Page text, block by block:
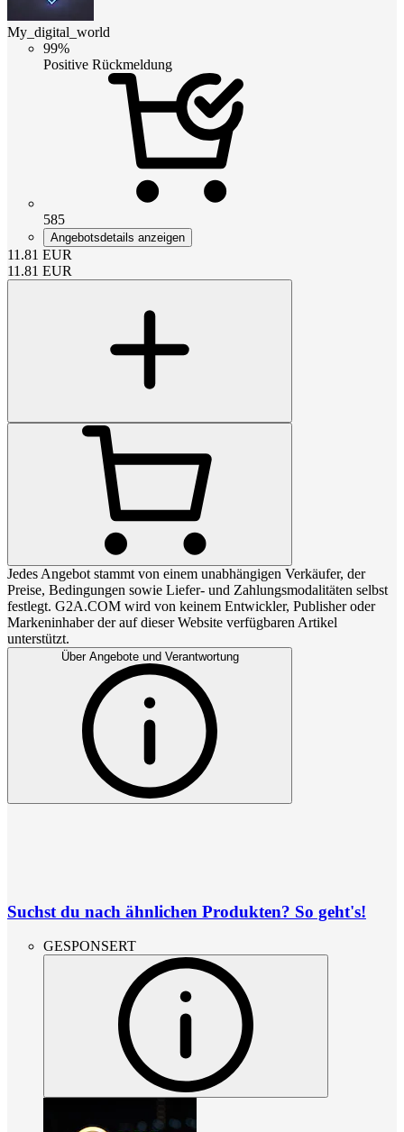
My_digital_world
99%
Positive Rückmeldung
585
Angebotsdetails anzeigen
11.81 EUR
11.81 EUR
Jedes Angebot stammt von einem unabhängigen Verkäufer, der
Preise, Bedingungen sowie Liefer- und Zahlungsmodalitäten selbst
festlegt. G2A.COM wird von keinem Entwickler, Publisher oder
Markeninhaber der auf dieser Website verfügbaren Artikel
unterstützt.
Über Angebote und Verantwortung
Suchst du nach ähnlichen Produkten? So geht's!
GESPONSERT